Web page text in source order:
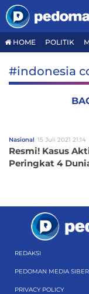
HOME POLITIK
#indonesia
Nasional 15 Juli 2021 21:14
Resmi! Kasus
Peringkat 4
REDAKSI
PEDOMAN MEDIA SIBER
PRIVACY POLICY